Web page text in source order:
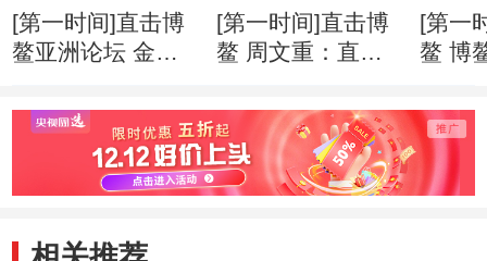
[第一时间]直击博
鳌亚洲论坛 金融
管面临更多挑战
[第一时间]直击博
鳌 周文重：直面
洲应发出自己的声
音
[第一
鳌 博
就绪